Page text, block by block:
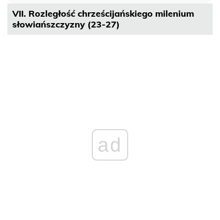
VII. Rozległość chrześcijańskiego milenium
słowiańszczyzny (23-27)
ad